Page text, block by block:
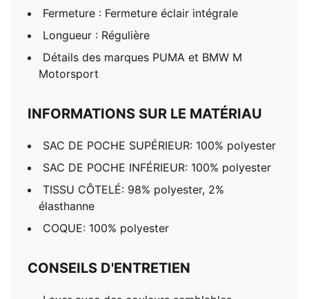
Fermeture : Fermeture éclair intégrale
Longueur : Régulière
Détails des marques PUMA et BMW M
Motorsport
INFORMATIONS SUR LE MATÉRIAU
SAC DE POCHE SUPÉRIEUR: 100% polyester
SAC DE POCHE INFÉRIEUR: 100% polyester
TISSU CÔTELÉ: 98% polyester, 2%
élasthanne
COQUE: 100% polyester
CONSEILS D'ENTRETIEN